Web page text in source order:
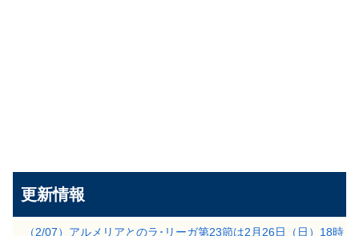
更新情報
（2/07）アルメリアとのラ･リーガ第23節は2月26日（日）18時